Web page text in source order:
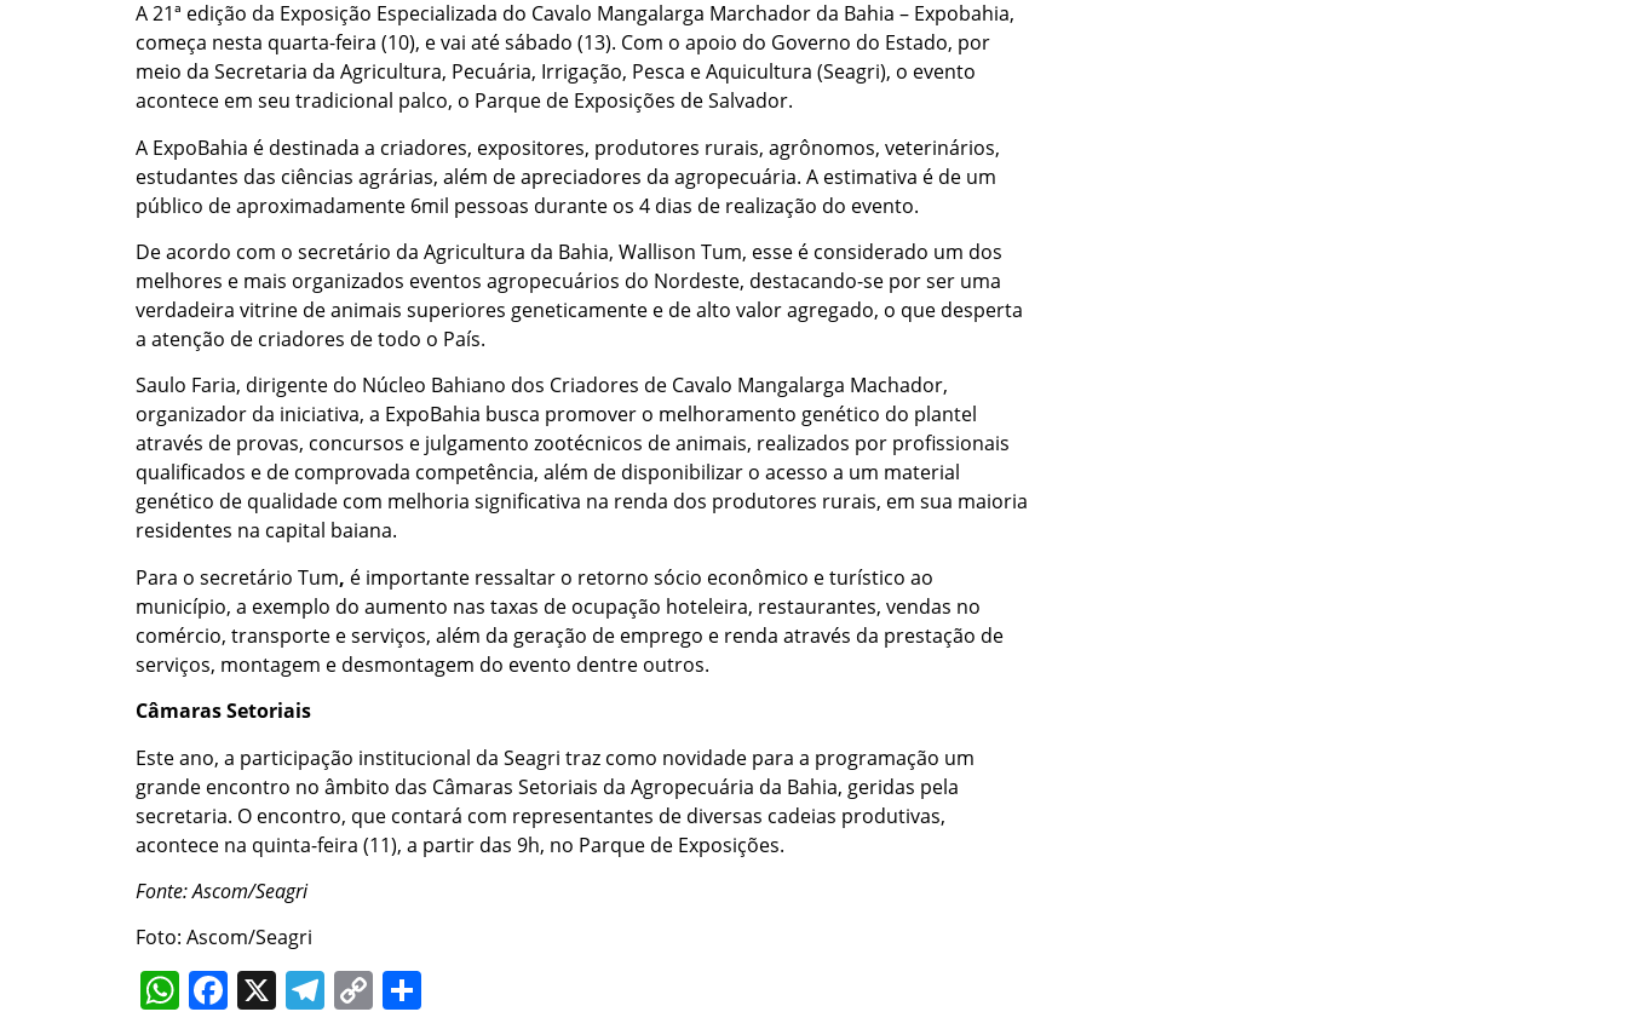
A 21ª edição da Exposição Especializada do Cavalo Mangalarga Marchador da Bahia – Expobahia,
começa nesta quarta-feira (10), e vai até sábado (13). Com o apoio do Governo do Estado, por
meio da Secretaria da Agricultura, Pecuária, Irrigação, Pesca e Aquicultura (Seagri), o evento
acontece em seu tradicional palco, o Parque de Exposições de Salvador.
A ExpoBahia é destinada a criadores, expositores, produtores rurais, agrônomos, veterinários,
estudantes das ciências agrárias, além de apreciadores da agropecuária. A estimativa é de um
público de aproximadamente 6mil pessoas durante os 4 dias de realização do evento.
De acordo com o secretário da Agricultura da Bahia, Wallison Tum, esse é considerado um dos
melhores e mais organizados eventos agropecuários do Nordeste, destacando-se por ser uma
verdadeira vitrine de animais superiores geneticamente e de alto valor agregado, o que desperta
a atenção de criadores de todo o País.
Saulo Faria, dirigente do Núcleo Bahiano dos Criadores de Cavalo Mangalarga Machador,
organizador da iniciativa, a ExpoBahia busca promover o melhoramento genético do plantel
através de provas, concursos e julgamento zootécnicos de animais, realizados por profissionais
qualificados e de comprovada competência, além de disponibilizar o acesso a um material
genético de qualidade com melhoria significativa na renda dos produtores rurais, em sua maioria
residentes na capital baiana.
Para o secretário Tum, é importante ressaltar o retorno sócio econômico e turístico ao
município, a exemplo do aumento nas taxas de ocupação hoteleira, restaurantes, vendas no
comércio, transporte e serviços, além da geração de emprego e renda através da prestação de
serviços, montagem e desmontagem do evento dentre outros.
Câmaras Setoriais
Este ano, a participação institucional da Seagri traz como novidade para a programação um
grande encontro no âmbito das Câmaras Setoriais da Agropecuária da Bahia, geridas pela
secretaria. O encontro, que contará com representantes de diversas cadeias produtivas,
acontece na quinta-feira (11), a partir das 9h, no Parque de Exposições.
Fonte: Ascom/Seagri
Foto: Ascom/Seagri
WhatsApp
Facebook
X Telegram
Copy